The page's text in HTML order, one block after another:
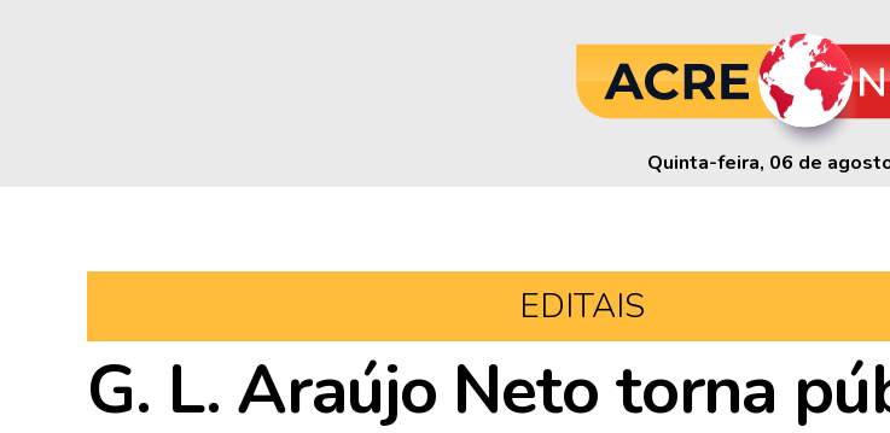
Quinta-feira, 06 de
EDITAIS
G. L. Araújo Neto torna